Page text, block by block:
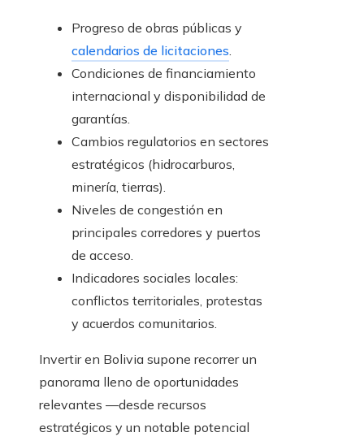
Progreso de obras públicas y
calendarios de licitaciones.
Condiciones de financiamiento
internacional y disponibilidad de
garantías.
Cambios regulatorios en sectores
estratégicos (hidrocarburos,
minería, tierras).
Niveles de congestión en
principales corredores y puertos
de acceso.
Indicadores sociales locales:
conflictos territoriales, protestas
y acuerdos comunitarios.
Invertir en Bolivia supone recorrer un
panorama lleno de oportunidades
relevantes —desde recursos
estratégicos y un notable potencial